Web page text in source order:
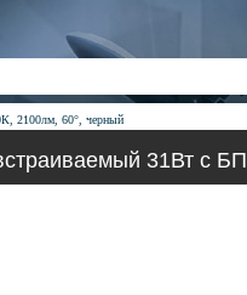
2100лм, 60°, черный
31Вт с